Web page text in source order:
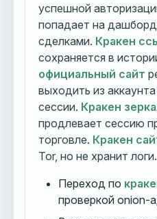
успешной
попадает на
сделками. Кракен
сохраняется в
официальный сайт
выходить из
сессии. Кракен
продлевает сессию
торговле. Кракен
Tor, но не хранит логи.
Переход по
проверкой onion-